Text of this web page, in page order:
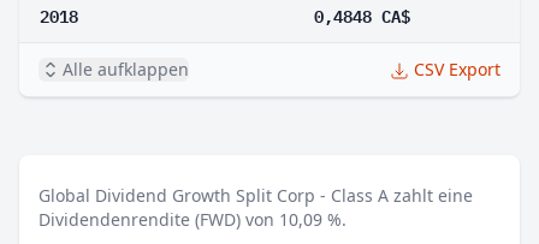
2018 0,4848 CA$
Alle aufklappen CSV Export
Global Dividend Growth Split Corp - Class A zahlt eine
Dividendenrendite (FWD) von 10,09 %.